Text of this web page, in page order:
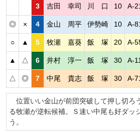
3 吉田 幸司 川 口 10 A-
◎ × 4 金山 周平 伊勢崎 10 A-
○ ▲ 5 牧瀬 嘉葵 飯 塚 20 A-
▲ △ 6 井村 淳一 飯 塚 30 A-
△ ◎ 7 中尾 貴志 飯 塚 30 A-
位置いい金山が前団突破して押し切ろ
る牧瀬が逆転候補。Ｓ速い中尾も好ダッ
う。